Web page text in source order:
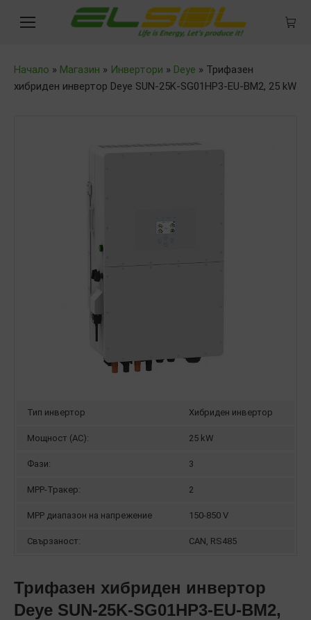
Начало » Магазин » Инвертори » Deye » Трифазен
хибриден инвертор Deye SUN-25K-SG01HP3-EU-BM2, 25 kW
Тип инвертор Хибриден инвертор
Мощност (AC): 25 kW
Фази: 3
MPP-Тракер: 2
MPP диапазон на напрежение 150-850 V
Свързаност: CAN, RS485
Трифазен хибриден инвертор
Deye SUN-25K-SG01HP3-EU-BM2,